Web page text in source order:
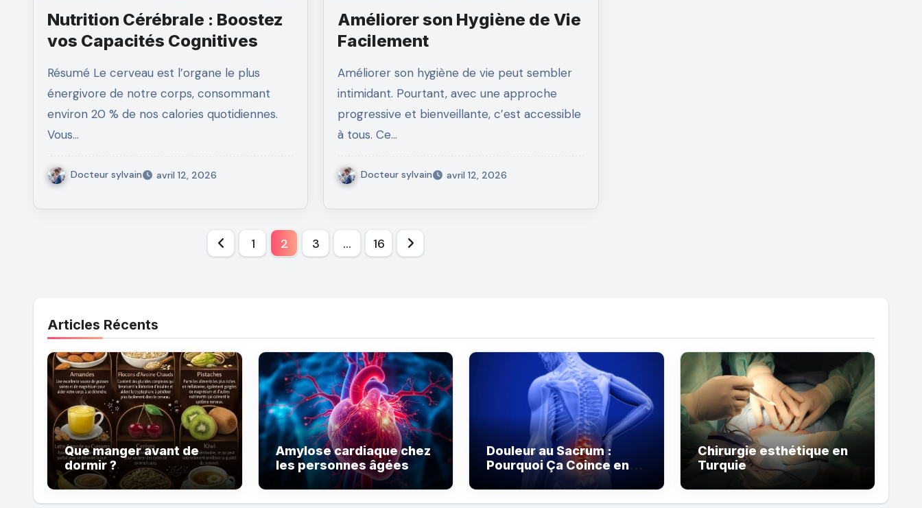
Nutrition Cérébrale : Boostez
vos Capacités Cognitives
Résumé Le cerveau est l’organe le plus
énergivore de notre corps, consommant
environ 20 % de nos calories quotidiennes.
Vous…
Docteur sylvain avril 12, 2026
Améliorer son Hygiène de Vie
Facilement
Améliorer son hygiène de vie peut sembler
intimidant. Pourtant, avec une approche
progressive et bienveillante, c’est accessible
à tous. Ce…
Docteur sylvain avril 12, 2026
1 2 3 … 16
Articles Récents
Que manger avant de
dormir ?
Amylose cardiaque chez
les personnes âgées
Douleur au Sacrum :
Pourquoi Ça Coince en
Bas du Dos
Chirurgie esthétique en
Turquie